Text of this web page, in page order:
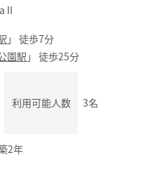
」 徒歩7分
園駅 」 徒歩25分
利用可能人数 3名
2年